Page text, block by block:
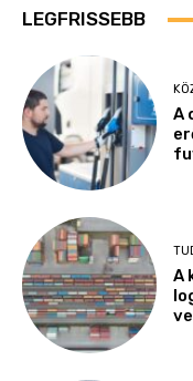
LEGFRISSEBB
A
A